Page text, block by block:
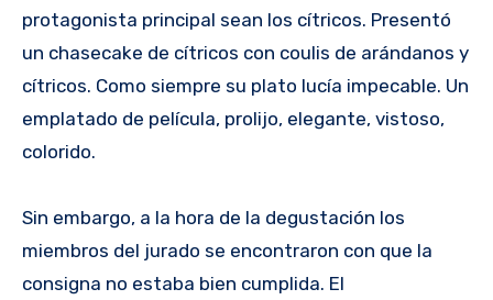
protagonista principal sean los cítricos. Presentó
un chasecake de cítricos con coulis de arándanos y
cítricos. Como siempre su plato lucía impecable. Un
emplatado de película, prolijo, elegante, vistoso,
colorido.
Sin embargo, a la hora de la degustación los
miembros del jurado se encontraron con que la
consigna no estaba bien cumplida. El